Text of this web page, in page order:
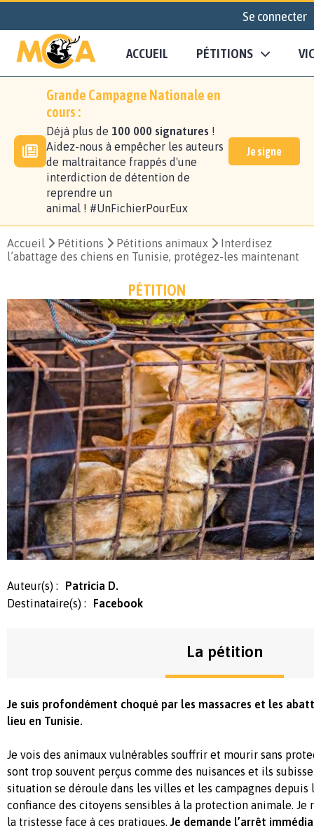
Se connecter
ACCUEIL PÉTITIONS
Grande Campagne Nationale en
cours :
Déjà plus de 100 000 signatures !
Aidez-nous à empêcher les auteurs
de maltraitance frappés d'une
interdiction de détention de
reprendre un
animal ! #UnFichierPourEux
Je signe
Accueil Pétitions Pétitions animaux
Interdisez
l’abattage des chiens en Tunisie, protégez-les maintenant
PÉTITION
Auteur(s) :
Patricia D.
Destinataire(s) :
Facebook
La pétition
Je suis profondément choqué par les massacres et les
lieu en Tunisie.
Je vois des animaux vulnérables souffrir et mourir sans
sont trop souvent perçus comme des nuisances et ils
situation se déroule dans les villes et les campagnes
confiance des citoyens sensibles à la protection animale. Je
la tristesse face à ces pratiques. Je demande l’arrêt